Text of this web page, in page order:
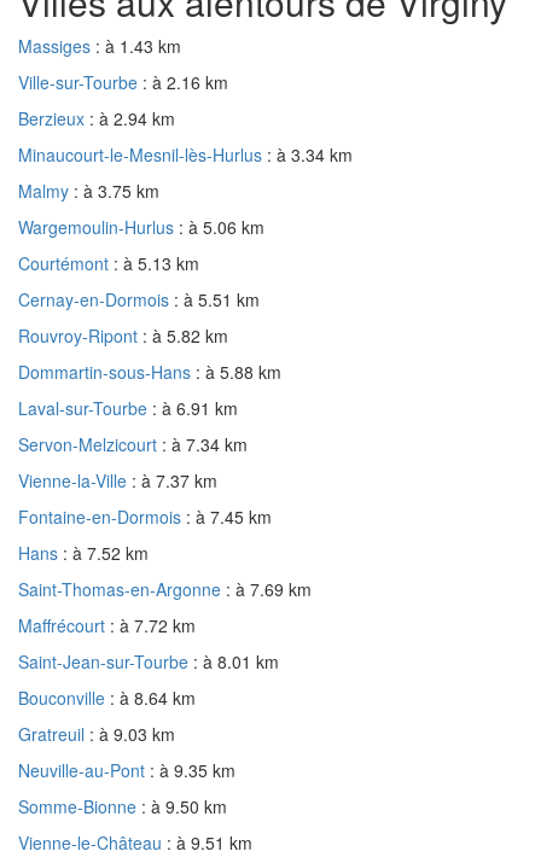
Massiges : à 1.43 km
Ville-sur-Tourbe : à 2.16 km
Berzieux : à 2.94 km
Minaucourt-le-Mesnil-lès-Hurlus : à 3.34 km
Malmy : à 3.75 km
Wargemoulin-Hurlus : à 5.06 km
Courtémont : à 5.13 km
Cernay-en-Dormois : à 5.51 km
Rouvroy-Ripont : à 5.82 km
Dommartin-sous-Hans : à 5.88 km
Laval-sur-Tourbe : à 6.91 km
Servon-Melzicourt : à 7.34 km
Vienne-la-Ville : à 7.37 km
Fontaine-en-Dormois : à 7.45 km
Hans : à 7.52 km
Saint-Thomas-en-Argonne : à 7.69 km
Maffrécourt : à 7.72 km
Saint-Jean-sur-Tourbe : à 8.01 km
Bouconville : à 8.64 km
Gratreuil : à 9.03 km
Neuville-au-Pont : à 9.35 km
Somme-Bionne : à 9.50 km
Vienne-le-Château : à 9.51 km